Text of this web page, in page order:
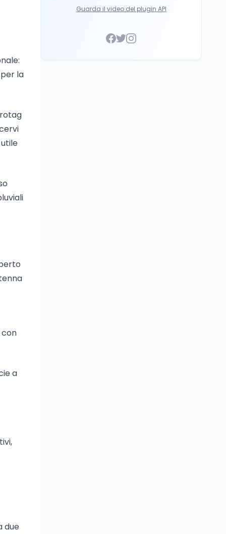
la
a
due
Guarda il video del plugin API